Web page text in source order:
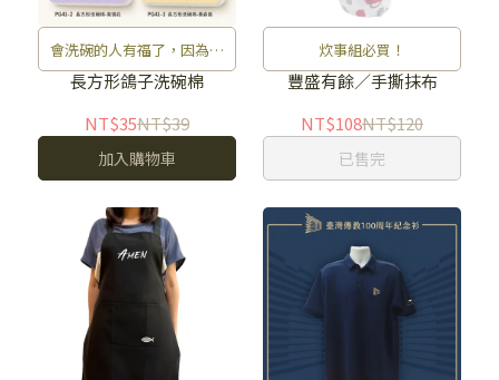
會洗碗的人有福了，因為乾
淨的碗盤是他們的。
長方形鴿子洗碗棉
NT$35NT$39
加入購物車
炊事組必買！
豐盛有餘／手撕抹布
NT$108NT$120
已售完